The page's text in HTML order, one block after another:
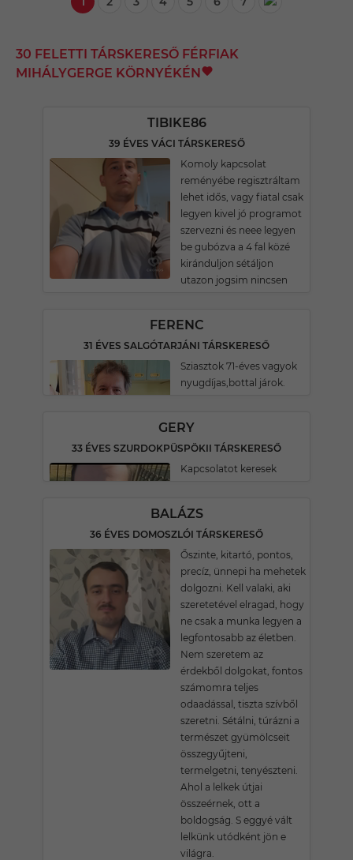
30 FELETTI TÁRSKERESŐ FÉRFIAK
MIHÁLYGERGE KÖRNYÉKÉN
TIBIKE86
39 ÉVES VÁCI TÁRSKERESŐ
Komoly kapcsolat
reményébe regisztráltam
lehet idős, vagy fiatal csak
legyen kivel jó programot
szervezni és neee legyen
be gubózva a 4 fal közé
kiránduljon sétáljon
utazon jogsim nincsen
FERENC
31 ÉVES SALGÓTARJÁNI TÁRSKERESŐ
Sziasztok 71-éves vagyok
nyugdíjas,bottal járok.
GERY
33 ÉVES SZURDOKPÜSPÖKII TÁRSKERESŐ
Kapcsolatot keresek
BALÁZS
36 ÉVES DOMOSZLÓI TÁRSKERESŐ
Őszinte, kitartó, pontos,
precíz, ünnepi ha mehetek
dolgozni. Kell valaki, aki
szeretetével elragad, hogy
ne csak a munka legyen a
legfontosabb az életben.
Nem szeretem az
érdekből dolgokat, fontos
számomra teljes
odaadással, tiszta szívből
szeretni. Sétálni, túrázni a
természet gyümölcseit
összegyűjteni,
termelgetni, tenyészteni.
Ahol a lelkek útjai
összeérnek, ott a
boldogság. S eggyé vált
lelkünk utódként jön e
világra.